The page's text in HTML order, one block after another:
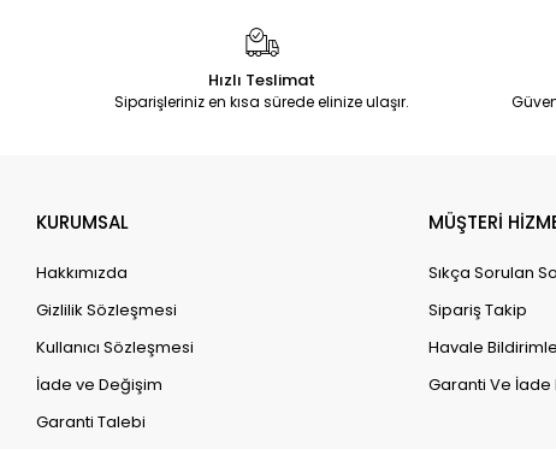
Hızlı Teslimat
Siparişleriniz en kısa sürede elinize ulaşır.
KURUMSAL
Hakkımızda
Gizlilik Sözleşmesi
Kullanıcı Sözleşmesi
İade ve Değişim
Garanti Talebi
MÜŞTERİ
Sıkça Sorulan
Sipariş Takip
Havale
Garanti Ve İade